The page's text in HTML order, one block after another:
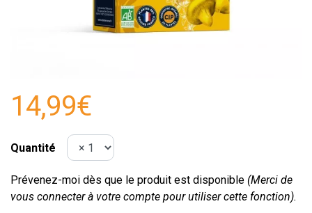
14,99€
Quantité
Prévenez-moi dès que le produit est disponible (Merci de
vous connecter à votre compte pour utiliser cette fonction).